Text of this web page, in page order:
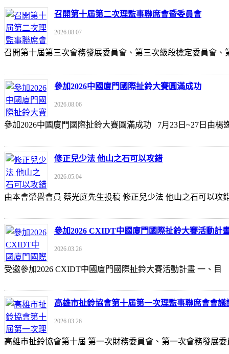
召開第十屆第二次理監事聯席會暨委員會
2026.08.07
召開第十屆第三次會務發展委員會、第三次級段檢定委員
參加2026中國廈門國際扯鈴大賽圓滿成功
2026.08.06
參加2026中國廈門國際扯鈴大賽圓滿成功 7月23日~27日由
修正兒少法 他山之石可以攻錯
2026.05.04
由本會榮譽會員 蔡光庭先生投稿 修正兒少法 他山之石可以攻
參加2026 CXIDT中國廈門國際扯鈴大賽活動計
2026.03.26
受邀參加2026 CXIDT中國廈門國際扯鈴大賽活動計畫 一、
高雄市扯鈴協會第十屆第一次理監事聯席會會議
2026.03.26
高雄市扯鈴協會第十屆 第一次財務委員會、第一次會務發展